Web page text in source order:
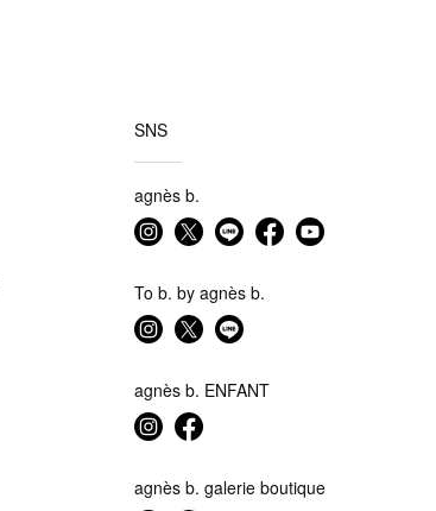
SNS
agnès b.
To b. by agnès b.
agnès b. ENFANT
agnès b. galerie boutique